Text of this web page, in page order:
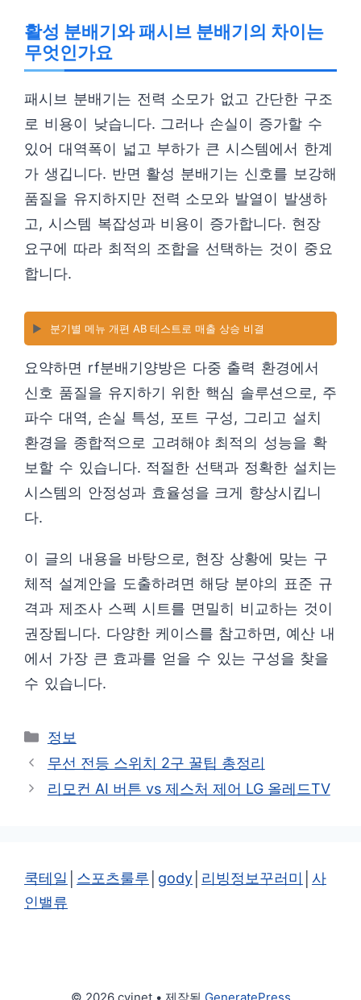
활성 분배기와 패시브 분배기의 차이는
무엇인가요
패시브 분배기는 전력 소모가 없고 간단한 구조
로 비용이 낮습니다. 그러나 손실이 증가할 수
있어 대역폭이 넓고 부하가 큰 시스템에서 한계
가 생깁니다. 반면 활성 분배기는 신호를 보강해
품질을 유지하지만 전력 소모와 발열이 발생하
고, 시스템 복잡성과 비용이 증가합니다. 현장
요구에 따라 최적의 조합을 선택하는 것이 중요
합니다.
▶️ 분기별 메뉴 개편 AB 테스트로 매출 상승 비결
요약하면 rf분배기양방은 다중 출력 환경에서
신호 품질을 유지하기 위한 핵심 솔루션으로, 주
파수 대역, 손실 특성, 포트 구성, 그리고 설치
환경을 종합적으로 고려해야 최적의 성능을 확
보할 수 있습니다. 적절한 선택과 정확한 설치는
시스템의 안정성과 효율성을 크게 향상시킵니
다.
이 글의 내용을 바탕으로, 현장 상황에 맞는 구
체적 설계안을 도출하려면 해당 분야의 표준 규
격과 제조사 스펙 시트를 면밀히 비교하는 것이
권장됩니다. 다양한 케이스를 참고하면, 예산 내
에서 가장 큰 효과를 얻을 수 있는 구성을 찾을
수 있습니다.
카
테
리
정보
무선 전등 스위치 2구 꿀팁 총정리
리모컨 AI 버튼 vs 제스처 제어 LG 올레드TV
쿡테일 스포츠룰루 gody 리빙정보꾸러미
사
인밸류